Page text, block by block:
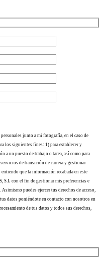
junto a mi fotografía, en el caso de
los siguientes fines: 1) para establecer y
a un puesto de trabajo o tarea, así como para
de transición de carrera y gestionar
que la información recabada en este
con el fin de gestionar mis preferencias e
puedes ejercer tus derechos de acceso,
datos poniéndote en contacto con nosotros en
de tus datos y todos sus derechos,